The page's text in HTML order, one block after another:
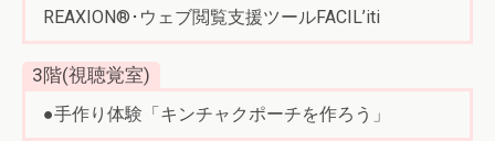
REAXION®･ウェブ閲覧支援ツールFACIL’iti
3階(視聴覚室)
●手作り体験「キンチャクポーチを作ろう」